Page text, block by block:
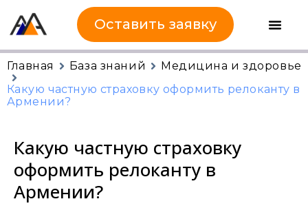
Оставить заявку
Главная База знаний
Медицина и здоровье
Какую частную страховку оформить релоканту в
Армении?
Какую частную страховку
оформить релоканту в
Армении?